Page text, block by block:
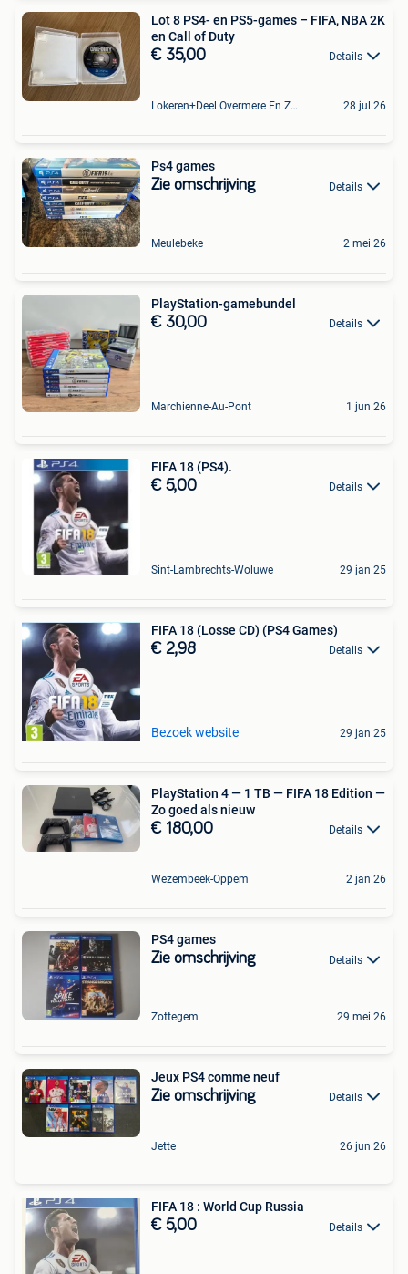
Lot 8 PS4- en PS5-games – FIFA, NBA 2K
en Call of Duty
€ 35,00 Details
Lokeren+Deel Overmere En Zele 28 jul 26
Ps4 games
Zie omschrijving Details
Meulebeke 2 mei 26
PlayStation-gamebundel
€ 30,00 Details
Marchienne-Au-Pont 1 jun 26
FIFA 18 (PS4).
€ 5,00 Details
Sint-Lambrechts-Woluwe 29 jan 25
FIFA 18 (Losse CD) (PS4 Games)
€ 2,98 Details
Bezoek website 29 jan 25
PlayStation 4 — 1 TB — FIFA 18 Edition —
Zo goed als nieuw
€ 180,00 Details
Wezembeek-Oppem 2 jan 26
PS4 games
Zie omschrijving Details
Zottegem 29 mei 26
Jeux PS4 comme neuf
Zie omschrijving Details
Jette 26 jun 26
FIFA 18 : World Cup Russia
€ 5,00 Details